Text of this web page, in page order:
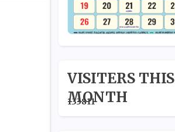
VISITERS THIS
MONTH
133811